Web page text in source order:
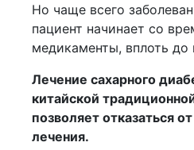
Но чаще всего
пациент начинает со
медикаменты, вплоть до
Лечение сахарного
китайской
позволяет отказаться
лечения.